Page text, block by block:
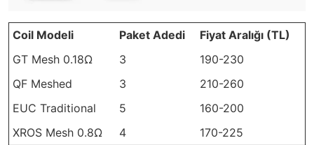
Coil Modeli Paket Adedi
Fiyat Aralığı (TL)
GT Mesh 0.18Ω
3
190-230
QF Meshed
3
210-260
EUC Traditional
5
160-200
XROS Mesh 0.8Ω
4
170-225